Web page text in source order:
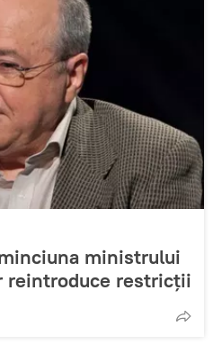
ministrului
reintroduce restricții